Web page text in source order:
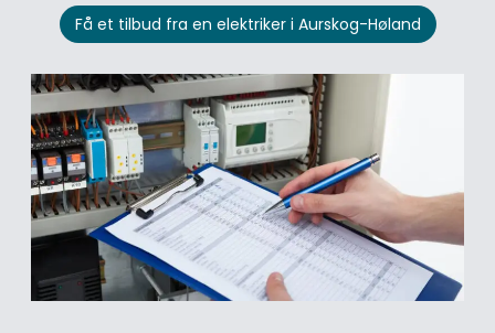
Få et tilbud fra en elektriker i Aurskog-Høland